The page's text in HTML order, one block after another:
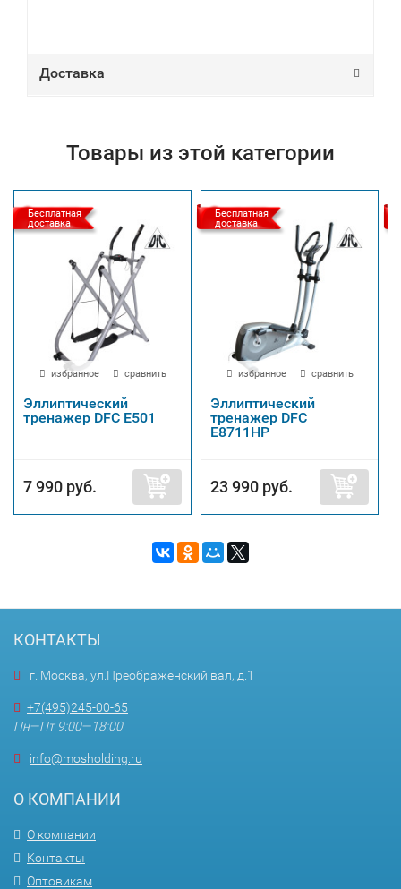
Доставка
Товары из этой категории
Бесплатная
доставка
избранное сравнить
Эллиптический
тренажер DFC E501
7 990 руб.
Бесплатная
доставка
избранное сравнить
Эллиптический
тренажер DFC
E8711HP
23 990 руб.
КОНТАКТЫ
г. Москва, ул.Преображенский вал, д.1
+7(495)245-00-65
Пн—Пт 9:00—18:00
info@mosholding.ru
О КОМПАНИИ
О компании
Контакты
Оптовикам